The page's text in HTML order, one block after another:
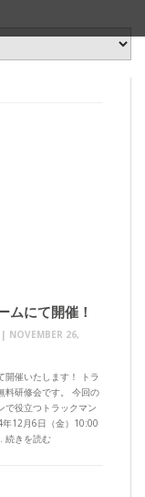
ムにて開催！
| NOVEMBER 26,
開催いたします！ トラ
料研修会です。 今回の
で役立つトラックマン
年12月6日（金）10:00
続きを読む